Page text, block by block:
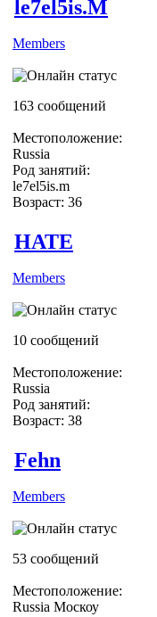
le7el5is.M
Members
163 сообщений
Местоположение:
Russia
Род занятий:
le7el5is.m
Возраст: 36
HATE
Members
10 сообщений
Местоположение:
Russia
Род занятий:
Возраст: 38
Fehn
Members
53 сообщений
Местоположение:
Russia Москоу